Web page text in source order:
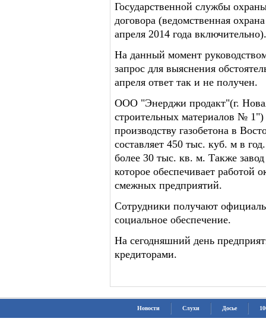
Государственной службы
договора (ведомственная
апреля 2014 года включительно).
На данный момент
запрос для выяснения
апреля ответ так и не получен.
ООО "Энерджи продакт"(г.
строительных материалов №
производству газобетона в
составляет 450 тыс. куб. м в
более 30 тыс. кв. м. Также
которое обеспечивает работой
смежных предприятий.
Сотрудники получают
социальное обеспечение.
На сегодняшний день
кредиторами.
Новости Слухи Досье